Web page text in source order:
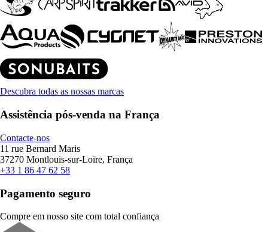
Descubra todas as nossas marcas
Assistência pós-venda na França
Contacte-nos
11 rue Bernard Maris
37270 Montlouis-sur-Loire, França
+33 1 86 47 62 58
Pagamento seguro
Compre em nosso site com total confiança